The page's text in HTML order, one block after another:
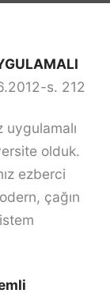
s. 212
uygulamalı
olduk.
ezberci
çağın